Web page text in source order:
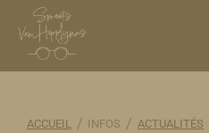
ACCUEIL / INFOS / ACTUALITÉS